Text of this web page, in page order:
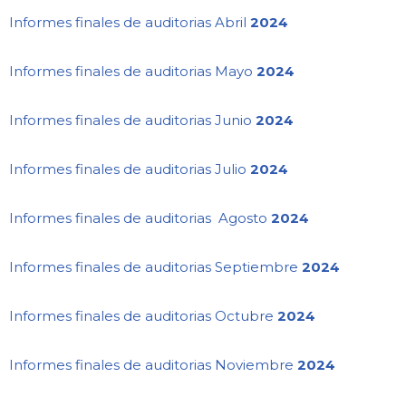
Informes finales de auditorias Abril 2024
Informes finales de auditorias Mayo 2024
Informes finales de auditorias Junio 2024
Informes finales de auditorias Julio 2024
Informes finales de auditorias Agosto 2024
Informes finales de auditorias Septiembre 2024
Informes finales de auditorias Octubre 2024
Informes finales de auditorias Noviembre 2024